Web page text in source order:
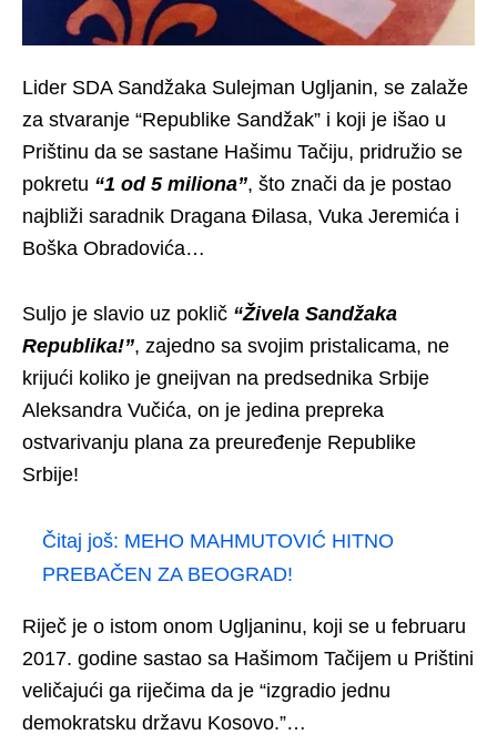
Lider SDA Sandžaka Sulejman Ugljanin, se zalaže
za stvaranje “Republike Sandžak” i koji je išao u
Prištinu da se sastane Hašimu Tačiju, pridružio se
pokretu “1 od 5 miliona”, što znači da je postao
najbliži saradnik Dragana Đilasa, Vuka Jeremića i
Boška Obradovića…
Suljo je slavio uz poklič “Živela Sandžaka
Republika!”, zajedno sa svojim pristalicama, ne
krijući koliko je gneijvan na predsednika Srbije
Aleksandra Vučića, on je jedina prepreka
ostvarivanju plana za preuređenje Republike
Srbije!
Čitaj još: MEHO MAHMUTOVIĆ HITNO
PREBAČEN ZA BEOGRAD!
Riječ je o istom onom Ugljaninu, koji se u februaru
2017. godine sastao sa Hašimom Tačijem u Prištini
veličajući ga riječima da je “izgradio jednu
demokratsku državu Kosovo.”…